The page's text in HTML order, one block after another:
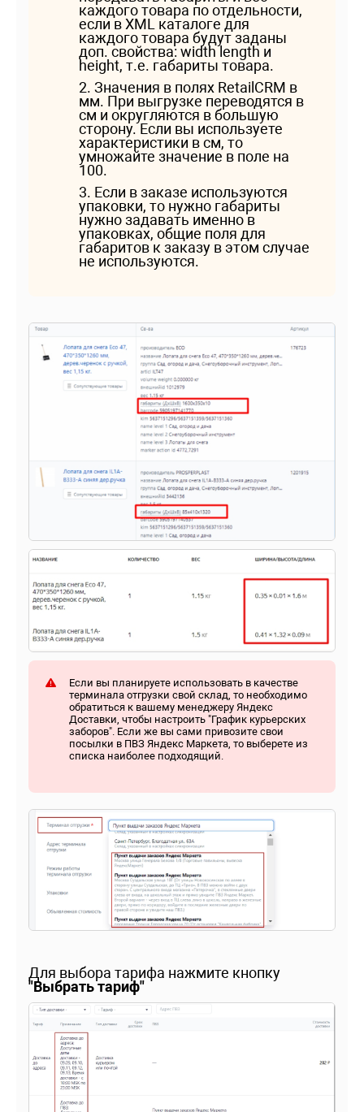
каждого товара по отдельности,
если в XML каталоге для
каждого товара будут заданы
доп. свойства: width length и
height, т.е. габариты товара.
2. Значения в полях RetailCRM в
мм. При выгрузке переводятся в
см и округляются в большую
сторону. Если вы используете
характеристики в см, то
умножайте значение в поле на
100.
3. Если в заказе используются
упаковки, то нужно габариты
нужно задавать именно в
упаковках, общие поля для
габаритов к заказу в этом случае
не используются.
Если вы планируете использовать в качестве
терминала отгрузки свой склад, то необходимо
обратиться к вашему менеджеру Яндекс
Доставки, чтобы настроить "График курьерских
заборов". Если же вы сами привозите свои
посылки в ПВЗ Яндекс Маркета, то выберете из
списка наиболее подходящий.
Для выбора тарифа нажмите кнопку
"Выбрать тариф"